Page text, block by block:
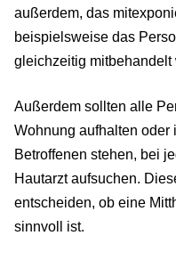
außerdem, das
beispielsweise das
gleichzeitig mitbehandelt
Außerdem sollten alle
Wohnung aufhalten oder
Betroffenen stehen, bei
Hautarzt aufsuchen.
entscheiden, ob eine
sinnvoll ist.